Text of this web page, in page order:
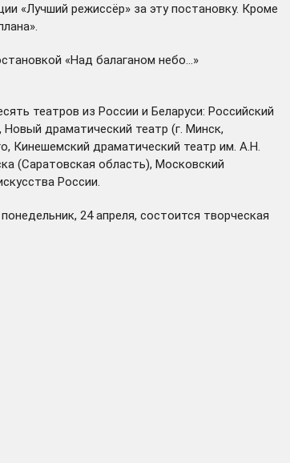
«Лучший режиссёр» за эту постановку. Кроме
«Над балаганом небо…»
театров из России и Беларуси: Российский
Новый драматический театр (г. Минск,
Кинешемский драматический театр им. А.Н.
(Саратовская область), Московский
России.
24 апреля, состоится творческая